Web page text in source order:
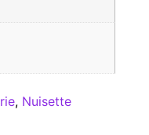
, Nuisette